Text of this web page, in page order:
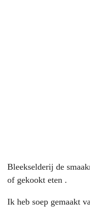
Bleekselderij de
of gekookt eten .
Ik heb soep gemaakt